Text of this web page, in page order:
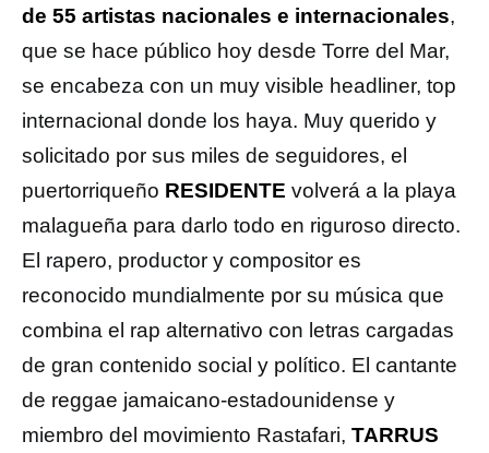
de 55 artistas nacionales e internacionales,
que se hace público hoy desde Torre del Mar,
se encabeza con un muy visible headliner, top
internacional donde los haya. Muy querido y
solicitado por sus miles de seguidores, el
puertorriqueño RESIDENTE volverá a la playa
malagueña para darlo todo en riguroso directo.
El rapero, productor y compositor es
reconocido mundialmente por su música que
combina el rap alternativo con letras cargadas
de gran contenido social y político. El cantante
de reggae jamaicano-estadounidense y
miembro del movimiento Rastafari, TARRUS